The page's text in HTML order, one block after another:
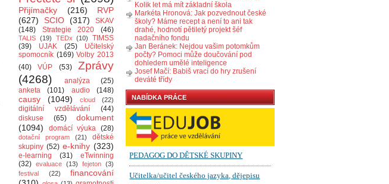
Přijímačky (216)
RVP
(627)
SCIO (317)
SKAV
(148)
Strategie 2020 (46)
TALIS (19) TEDx (10)
TIMSS
(39)
UJAK (25)
Učitelský
spomocník (169) Volby 2013
(40)
VÚP (53)
Zprávy
(4268)
analýza
(25)
anketa
(101) audio (148)
causy (1049) cloud (22)
digitální vzdělávání
(44)
diskuse
(65)
dokument
(1094)
domácí výuka (28)
dotační program (21)
dětské
skupiny (52) e-knihy (323)
e-learning (31)
eTwinning
(32) evaluace (13) fejeton (3)
festival
(22)
financování
Kolik let má mít základní škola
Markéta Hronová: Jak pozvednout české
školy? Máme recept a není to ani tak
drahé, hodnotí pětiletý projekt šéf
nadačního fondu
Jan Beránek: Nejdou vašim potomkům
počty? Pomoci může doučování pod
dohledem umělé inteligence
Josef Mačí: Babiš vrací do hry zrušení
deváté třídy
NABÍDKA PRÁCE